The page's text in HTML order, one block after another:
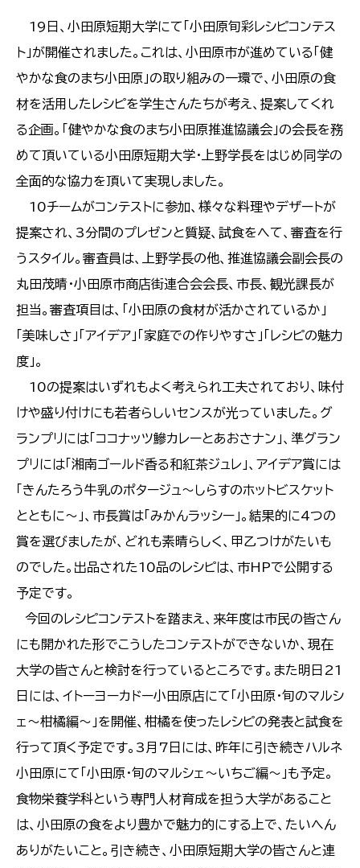
19日、小田原短期大学にて「小田原旬彩レシピコンテス
ト」が開催されました。これは、小田原市が進めている「健
やかな食のまち小田原」の取り組みの一環で、小田原の食
材を活用したレシピを学生さんたちが考え、提案してくれ
る企画。「健やかな食のまち小田原推進協議会」の会長を務
めて頂いている小田原短期大学・上野学長をはじめ同学の
全面的な協力を頂いて実現しました。
10チームがコンテストに参加、様々な料理やデザートが
提案され、3分間のプレゼンと質疑、試食をへて、審査を行
うスタイル。審査員は、上野学長の他、推進協議会副会長の
丸田茂晴・小田原市商店街連合会会長、市長、観光課長が
担当。審査項目は、「小田原の食材が活かされているか」
「美味しさ」「アイデア」「家庭での作りやすさ」「レシピの魅力
度」。
10の提案はいずれもよく考えられ工夫されており、味付
けや盛り付けにも若者らしいセンスが光っていました。グ
ランプリには「ココナッツ鰺カレーとあおさナン」、準グラン
プリには「湘南ゴールド香る和紅茶ジュレ」、アイデア賞には
「きんたろう牛乳のポタージュ～しらすのホットビスケット
とともに～」、市長賞は「みかんラッシー」。結果的に4つの
賞を選びましたが、どれも素晴らしく、甲乙つけがたいも
のでした。出品された10品のレシピは、市HPで公開する
予定です。
今回のレシピコンテストを踏まえ、来年度は市民の皆さん
にも開かれた形でこうしたコンテストができないか、現在
大学の皆さんと検討を行っているところです。また明日21
日には、イトーヨーカドー小田原店にて「小田原・旬のマルシ
ェ～柑橘編～」を開催、柑橘を使ったレシピの発表と試食を
行って頂く予定です。3月7日には、昨年に引き続きハルネ
小田原にて「小田原・旬のマルシェ～いちご編～」も予定。
食物栄養学科という専門人材育成を担う大学があること
は、小田原の食をより豊かで魅力的にする上で、たいへん
ありがたいこと。引き続き、小田原短期大学の皆さんと連